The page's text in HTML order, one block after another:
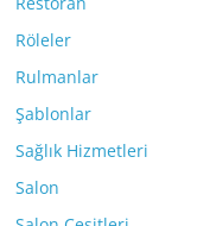
Röleler
Rulmanlar
Şablonlar
Sağlık Hizmetleri
Salon